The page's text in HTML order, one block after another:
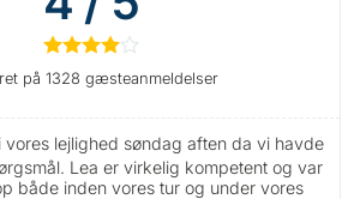
★★★★
på 1328 gæsteanmeldelser
vores lejlighed søndag aften da vi havde
Lea er virkelig kompetent og var
både inden vores tur og under vores